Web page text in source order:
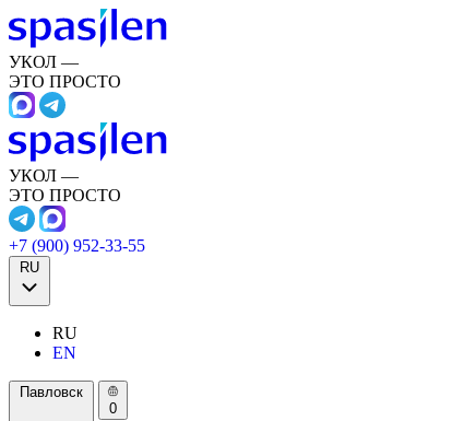
УКОЛ —
ЭТО ПРОСТО
УКОЛ —
ЭТО ПРОСТО
+7 (900) 952-33-55
RU
RU
EN
Павловск
0